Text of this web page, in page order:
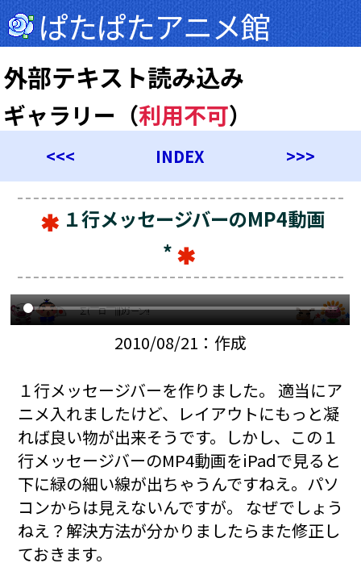
ぱたぱたアニメ館
外部テキスト読み込み
ギャラリー（利用不可）
<<< INDEX >>>
１行メッセージバーのMP4動画
*
2010/08/21：作成
１行メッセージバーを作りました。 適当にア
ニメ入れましたけど、レイアウトにもっと凝
れば良い物が出来そうです。しかし、この１
行メッセージバーのMP4動画をiPadで見ると
下に緑の細い線が出ちゃうんですねえ。パソ
コンからは見えないんですが。 なぜでしょう
ねえ？解決方法が分かりましたらまた修正し
ておきます。